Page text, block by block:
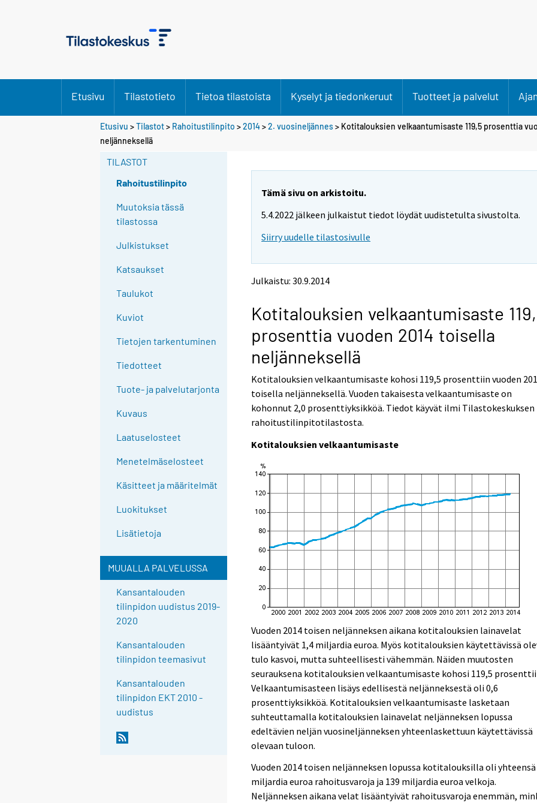
Etusivu Tilastotieto Tietoa tilastoista Kyselyt ja tiedonkeruut Tuotteet ja palvelut
Etusivu >Tilastot> Rahoitustilinpito >2014>2. vuosineljännes> Kotitalouksien velkaantumisaste 119,5 prosenttia
neljänneksellä
TILASTOT
Rahoitustilinpito
Muutoksia tässä
tilastossa
Julkistukset
Katsaukset
Taulukot
Kuviot
Tietojen tarkentuminen
Tiedotteet
Tuote- ja palvelutarjonta
Kuvaus
Laatuselosteet
Menetelmäselosteet
Käsitteet ja määritelmät
Luokitukset
Lisätietoja
MUUALLA PALVELUSSA
Kansantalouden
tilinpidon uudistus 2019-
2020
Kansantalouden
tilinpidon teemasivut
Kansantalouden
tilinpidon EKT 2010 -
uudistus
Tämä sivu on arkistoitu.
5.4.2022 jälkeen julkaistut tiedot löydät uudistetulta sivustolta.
Siirry uudelle tilastosivulle
Julkaistu: 30.9.2014
Kotitalouksien velkaantumisaste
prosenttia vuoden 2014 toisella
neljänneksellä
Kotitalouksien velkaantumisaste kohosi 119,5 prosenttiin vuoden
toisella neljänneksellä. Vuoden takaisesta velkaantumisaste on
kohonnut 2,0 prosenttiyksikköä. Tiedot käyvät ilmi Tilastokeskuksen
rahoitustilinpitotilastosta.
Kotitalouksien velkaantumisaste
Vuoden 2014 toisen neljänneksen aikana kotitalouksien lainavelat
lisääntyivät 1,4 miljardia euroa. Myös kotitalouksien käytettävissä
tulo kasvoi, mutta suhteellisesti vähemmän. Näiden muutosten
seurauksena kotitalouksien velkaantumisaste kohosi 119,5
Velkaantumisasteen lisäys edellisestä neljänneksestä oli 0,6
prosenttiyksikköä. Kotitalouksien velkaantumisaste lasketaan
suhteuttamalla kotitalouksien lainavelat neljänneksen lopussa
edeltävien neljän vuosineljänneksen yhteenlaskettuun käytettävissä
olevaan tuloon.
Vuoden 2014 toisen neljänneksen lopussa kotitalouksilla oli yhteensä
miljardia euroa rahoitusvaroja ja 139 miljardia euroa velkoja.
Neljänneksen aikana velat lisääntyivät rahoitusvaroja enemmän,
Y
Y